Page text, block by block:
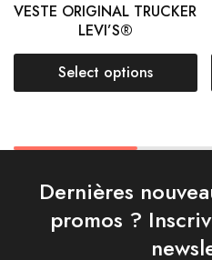
VESTE ORIGINAL TRUCKER
LEVI’S®
Select options
Dernières
promos ?